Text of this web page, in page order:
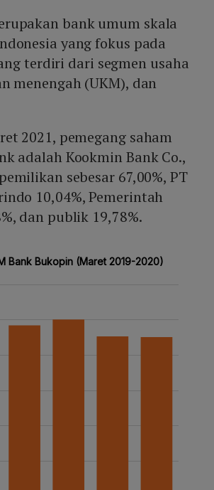
bank umum skala
yang fokus pada
terdiri dari segmen usaha
menengah (UKM), dan
2021, pemegang saham
adalah Kookmin Bank Co.,
sebesar 67,00%, PT
10,04%, Pemerintah
dan publik 19,78%.